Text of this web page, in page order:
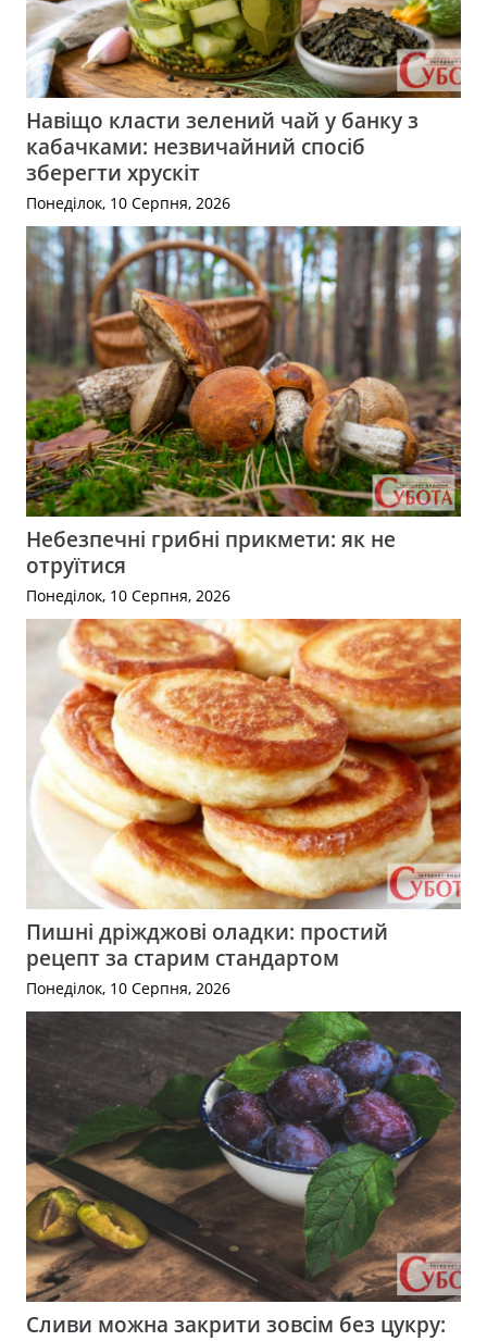
Навіщо класти зелений чай у банку з
кабачками: незвичайний спосіб
зберегти хрускіт
Понеділок, 10 Серпня, 2026
Небезпечні грибні прикмети: як не
отруїтися
Понеділок, 10 Серпня, 2026
Пишні дріжджові оладки: простий
рецепт за старим стандартом
Понеділок, 10 Серпня, 2026
Сливи можна закрити зовсім без цукру: